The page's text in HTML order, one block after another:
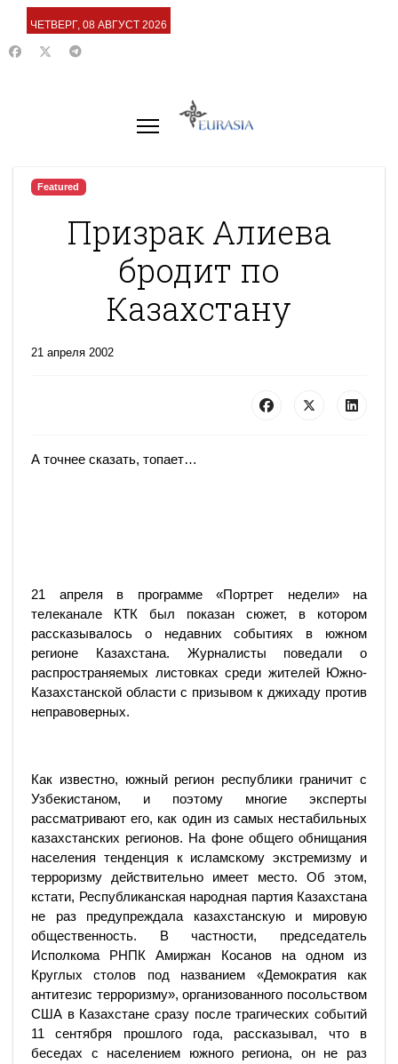
ЧЕТВЕРГ, 08 АВГУСТ 2026
Featured
Призрак Алиева
бродит по
Казахстану
21 апреля 2002
А точнее сказать, топает…
21 апреля в программе «Портрет недели» на
телеканале КТК был показан сюжет, в котором
рассказывалось о недавних событиях в южном
регионе Казахстана. Журналисты поведали о
распространяемых листовках среди жителей Южно-
Казахстанской области с призывом к джихаду против
неправоверных.
Как известно, южный регион республики граничит с
Узбекистаном, и поэтому многие эксперты
рассматривают его, как один из самых нестабильных
казахстанских регионов. На фоне общего обнищания
населения тенденция к исламскому экстремизму и
терроризму действительно имеет место. Об этом,
кстати, Республиканская народная партия Казахстана
не раз предупреждала казахстанскую и мировую
общественность. В частности, председатель
Исполкома РНПК Амиржан Косанов на одном из
Круглых столов под названием «Демократия как
антитезис терроризму», организованного посольством
США в Казахстане сразу после трагических событий
11 сентября прошлого года, рассказывал, что в
беседах с населением южного региона, он не раз